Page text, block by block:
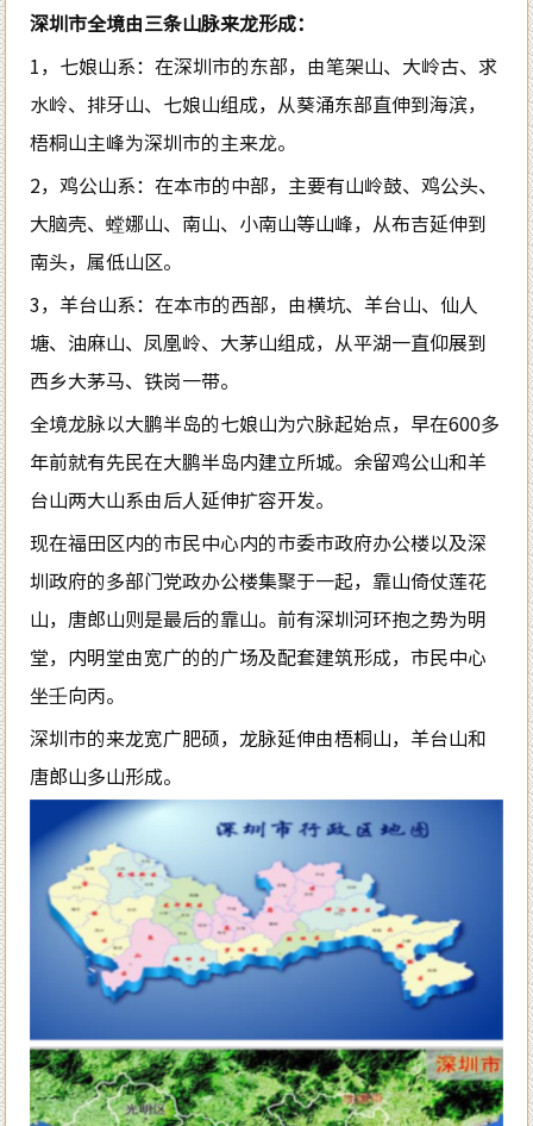
深圳市全境由三条山脉来龙形成：
1，七娘山系：在深圳市的东部，由笔架山、大岭古、求
水岭、排牙山、七娘山组成，从葵涌东部直伸到海滨，
梧桐山主峰为深圳市的主来龙。
2，鸡公山系：在本市的中部，主要有山岭鼓、鸡公头、
大脑壳、螳娜山、南山、小南山等山峰，从布吉延伸到
南头，属低山区。
3，羊台山系：在本市的西部，由横坑、羊台山、仙人
塘、油麻山、凤凰岭、大茅山组成，从平湖一直仰展到
西乡大茅马、铁岗一带。
全境龙脉以大鹏半岛的七娘山为穴脉起始点，早在600多
年前就有先民在大鹏半岛内建立所城。余留鸡公山和羊
台山两大山系由后人延伸扩容开发。
现在福田区内的市民中心内的市委市政府办公楼以及深
圳政府的多部门党政办公楼集聚于一起，靠山倚仗莲花
山，唐郎山则是最后的靠山。前有深圳河环抱之势为明
堂，内明堂由宽广的的广场及配套建筑形成，市民中心
坐壬向丙。
深圳市的来龙宽广肥硕，龙脉延伸由梧桐山，羊台山和
唐郎山多山形成。